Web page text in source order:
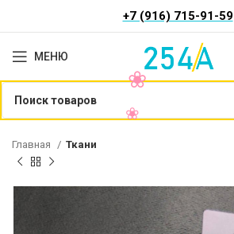
+7 (916) 715-91-59
МЕНЮ
Главная Ткани